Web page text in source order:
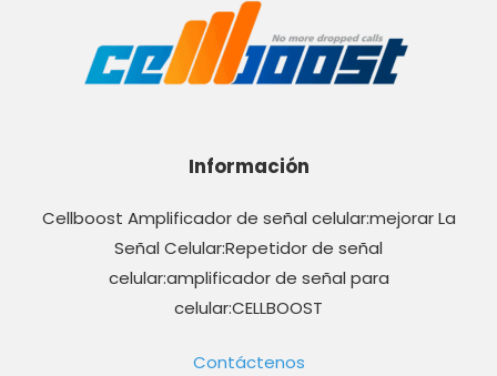
Información
Cellboost Amplificador de señal celular:mejorar La
Señal Celular:Repetidor de señal
celular:amplificador de señal para
celular:CELLBOOST
Contáctenos